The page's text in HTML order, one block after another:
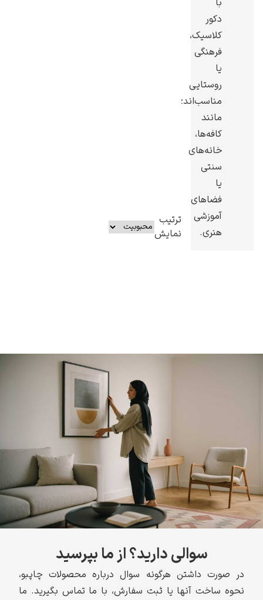
پرفروش‌ترین
تابلوها
با
دکور
کلاسیک،
فرهنگی
یا
روستایی
مناسب‌اند؛
مانند
کافه‌ها،
خانه‌های
سنتی
یا
فضاهای
آموزشی
هنری.
ترتیب
نمایش
سوالی دارید؟ از ما بپرسید
در صورت داشتن هرگونه سوال درباره محصولات چاپبو،
نحوه ساخت آنها یا ثبت سفارش، با ما تماس بگیرید. ما